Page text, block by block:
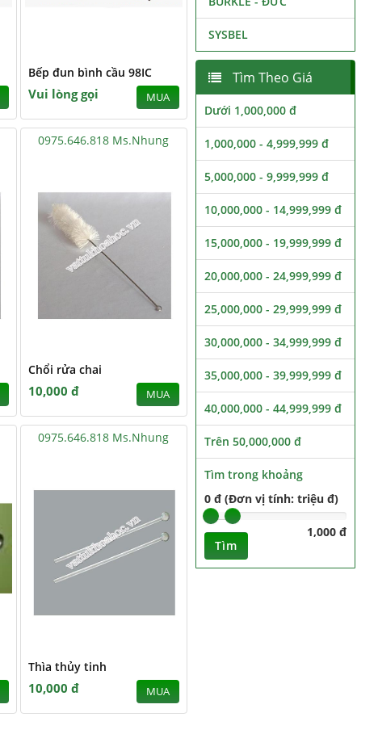
Bếp đun bình cầu 98IC
Vui lòng gọi MUA
0975.646.818 Ms.Nhung
Chổi rửa chai
10,000 đ MUA
0975.646.818 Ms.Nhung
Thìa thủy tinh
10,000 đ MUA
SYSBEL
Tìm Theo Giá
Dưới 1,000,000 đ
1,000,000 - 4,999,999 đ
5,000,000 - 9,999,999 đ
10,000,000 - 14,999,999 đ
15,000,000 - 19,999,999 đ
20,000,000 - 24,999,999 đ
25,000,000 - 29,999,999 đ
30,000,000 - 34,999,999 đ
35,000,000 - 39,999,999 đ
40,000,000 - 44,999,999 đ
Trên 50,000,000 đ
Tìm trong khoảng
0 đ (Đơn vị tính: triệu đ)
1,000 đ
Tìm